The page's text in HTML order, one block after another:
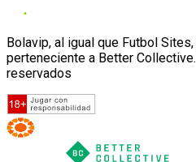
Bolavip, al igual que Futbol
perteneciente a Better
reservados